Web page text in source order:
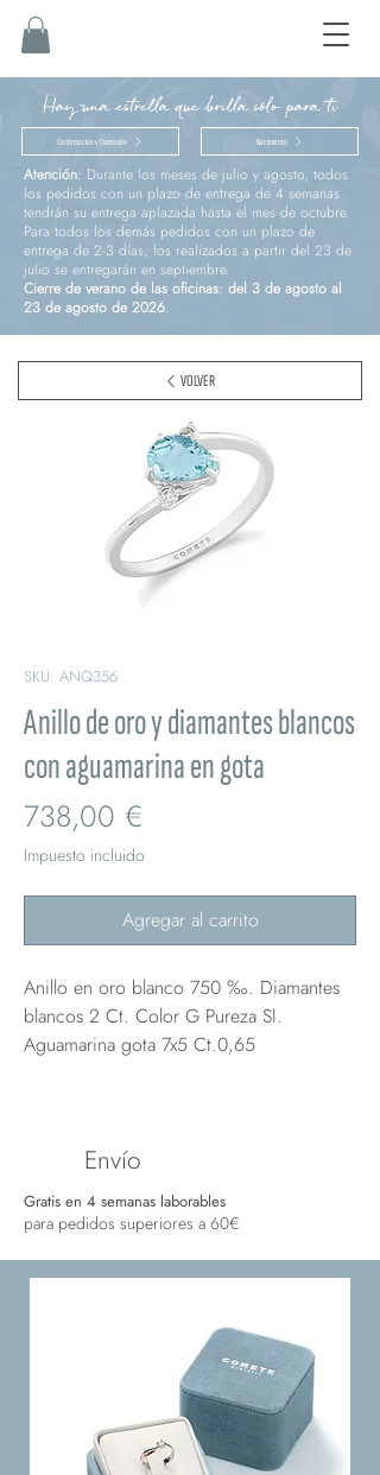
Hay una estrella que brilla sólo para ti
Confirmación y Comunión Nacimiento
Atención: Durante los meses de julio y agosto, todos
los pedidos con un plazo de entrega de 4 semanas
tendrán su entrega aplazada hasta el mes de octubre.
Para todos los demás pedidos con un plazo de
entrega de 2-3 días, los realizados a partir del 23 de
julio se entregarán en septiembre.
Cierre de verano de las oficinas: del 3 de agosto al
23 de agosto de 2026.
SKU: ANQ356
Anillo de oro y diamantes blancos
con aguamarina en gota
738,00 €
Impuesto incluido
Agregar al carrito
Anillo en oro blanco 750 ‰. Diamantes
blancos 2 Ct. Color G Pureza SI.
Aguamarina gota 7x5 Ct.0,65
VOLVER
Envío
Gratis en 4 semanas laborables
para pedidos superiores a 60€